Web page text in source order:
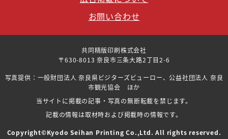
お問い合わせ
共同精版印刷株式会社
〒630-8013 奈良市三条大路2丁目2-6
写真提供：一般財団法人 奈良県ビジターズビューロー、公益社団法人 奈良
市観光協会 ほか
当サイトに掲載の記事・写真の無断転載を禁じます。
記載の情報は取材時および掲載時の情報です。
Copyright©Kyodo Seihan Printing Co.,Ltd. All rights reserved.